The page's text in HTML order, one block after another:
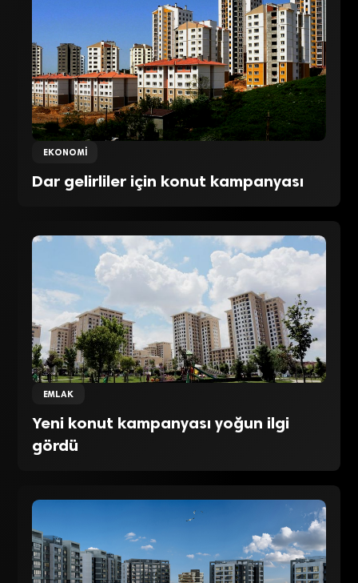
EKONOMI
Dar gelirliler için konut kampanyası
EMLAK
Yeni konut kampanyası yoğun ilgi
gördü